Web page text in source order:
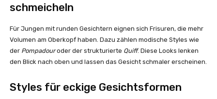
schmeicheln
Für Jungen mit runden Gesichtern eignen sich Frisuren, die mehr
Volumen am Oberkopf haben. Dazu zählen modische Styles wie
der Pompadouroder der strukturierte Quiff. Diese Looks lenken
den Blick nach oben und lassen das Gesicht schmaler erscheinen.
Styles für eckige Gesichtsformen